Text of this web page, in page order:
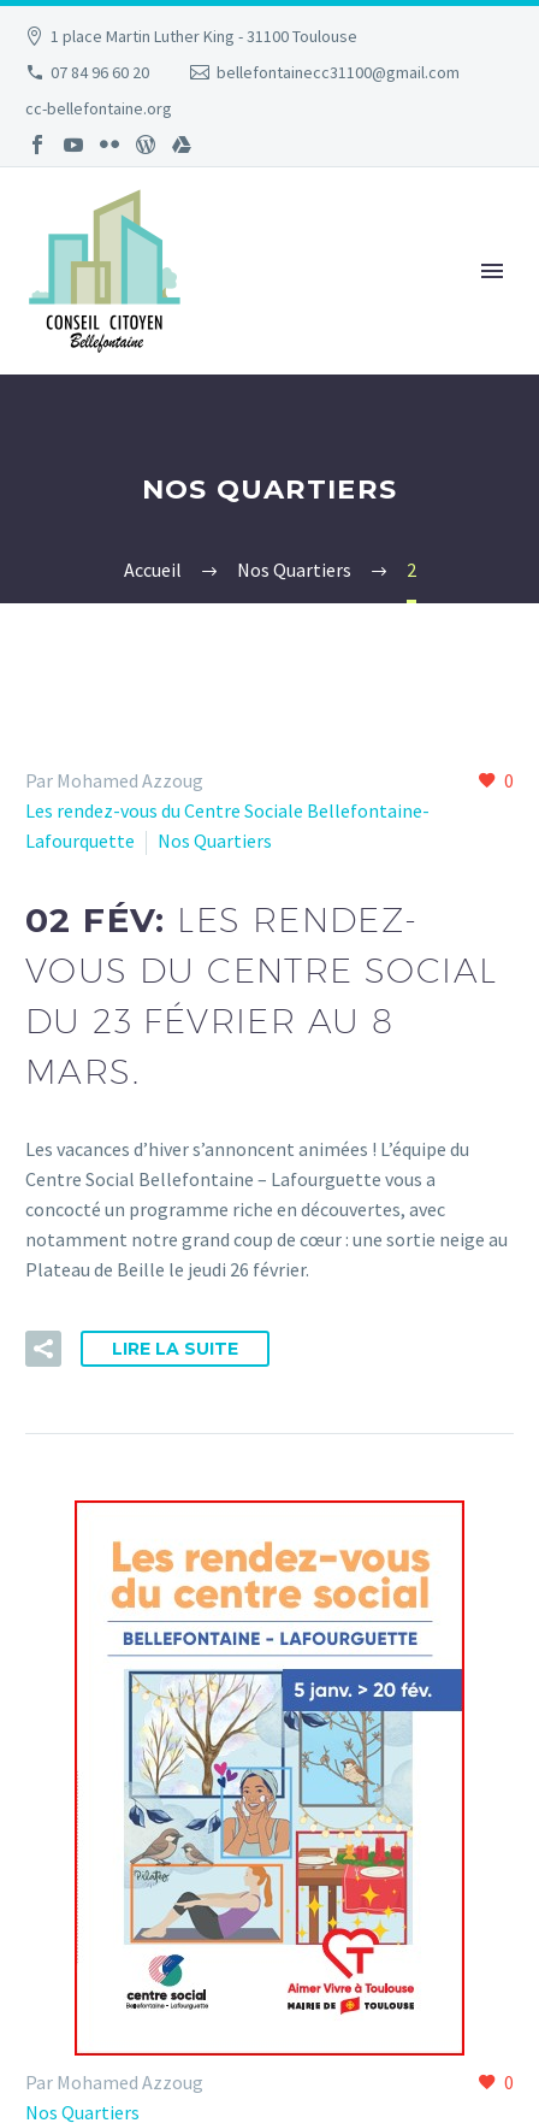
1 place Martin Luther King - 31100 Toulouse
07 84 96 60 20
bellefontainecc31100@gmail.com
cc-bellefontaine.org
NOS QUARTIERS
Accueil Nos Quartiers 2
0
Par Mohamed Azzoug
Les rendez-vous du Centre Sociale Bellefontaine-
Lafourquette
Nos Quartiers
02 FÉV: LES RENDEZ-
VOUS DU CENTRE SOCIAL
DU 23 FÉVRIER AU 8
MARS.
Les vacances d’hiver s’annoncent animées ! L’équipe du
Centre Social Bellefontaine – Lafourguette vous a
concocté un programme riche en découvertes, avec
notamment notre grand coup de cœur : une sortie neige au
Plateau de Beille le jeudi 26 février.
LIRE LA SUITE
0
Par Mohamed Azzoug
Nos Quartiers